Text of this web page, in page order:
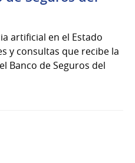
artificial en el Estado
y consultas que recibe la
Banco de Seguros del